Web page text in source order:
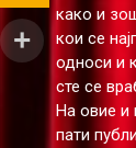
како и
кои се
односи и
сте се
На овие и
пати